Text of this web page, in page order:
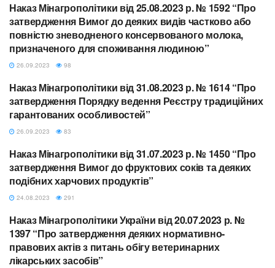
МІНАГРОПОЛІТИКИ
Наказ Мінагрополітики від 25.08.2023 р. № 1592 “Про
затвердження Вимог до деяких видів частково або
повністю зневодненого консервованого молока,
призначеного для споживання людиною”
26.09.2023 98
МІНАГРОПОЛІТИКИ
Наказ Мінагрополітики від 31.08.2023 р. № 1614 “Про
затвердження Порядку ведення Реєстру традиційних
гарантованих особливостей”
26.09.2023 83
МІНАГРОПОЛІТИКИ
Наказ Мінагрополітики від 31.07.2023 р. № 1450 “Про
затвердження Вимог до фруктових соків та деяких
подібних харчових продуктів”
24.08.2023 291
МІНАГРОПОЛІТИКИ
Наказ Мінагрополітики України від 20.07.2023 р. №
1397 “Про затвердження деяких нормативно-
правових актів з питань обігу ветеринарних
лікарських засобів”